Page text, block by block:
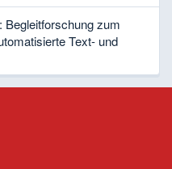
zum
Text- und